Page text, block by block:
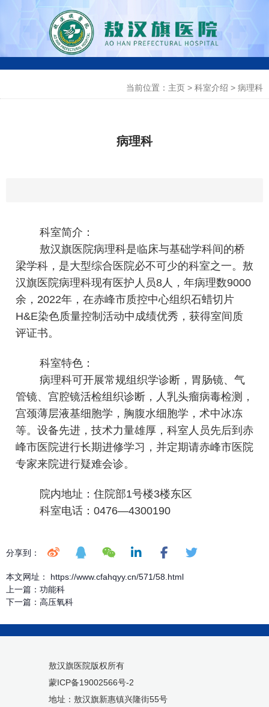
0
4
0
0
0
0
当前位置：主页 > 科室介绍 > 病理科
病理科
科室简介：
敖汉旗医院病理科是临床与基础学科间的桥
梁学科，是大型综合医院必不可少的科室之一。敖
汉旗医院病理科现有医护人员8人，年病理数9000
余，2022年，在赤峰市质控中心组织石蜡切片
H&E染色质量控制活动中成绩优秀，获得室间质
评证书。
科室特色：
病理科可开展常规组织学诊断，胃肠镜、气
管镜、宫腔镜活检组织诊断，人乳头瘤病毒检测，
宫颈薄层液基细胞学，胸腹水细胞学，术中冰冻
等。设备先进，技术力量雄厚，科室人员先后到赤
峰市医院进行长期进修学习，并定期请赤峰市医院
专家来院进行疑难会诊。
院内地址：住院部1号楼3楼东区
科室电话：0476—4300190
分享到：
本文网址： https://www.cfahqyy.cn/571/58.html
上一篇： 功能科
下一篇： 高压氧科
敖汉旗医院版权所有
蒙ICP备19002566号-2
地址：敖汉旗新惠镇兴隆街55号